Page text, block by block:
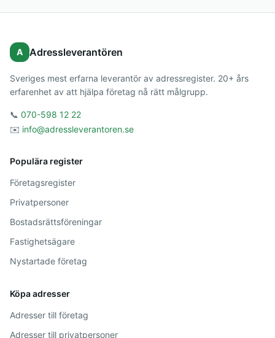
A Adressleverantören
Sveriges mest erfarna leverantör av adressregister. 20+ års
erfarenhet av att hjälpa företag nå rätt målgrupp.
📞 070-598 12 22
✉️ info@adressleverantoren.se
Populära register
Företagsregister
Privatpersoner
Bostadsrättsföreningar
Fastighetsägare
Nystartade företag
Köpa adresser
Adresser till företag
Adresser till privatpersoner